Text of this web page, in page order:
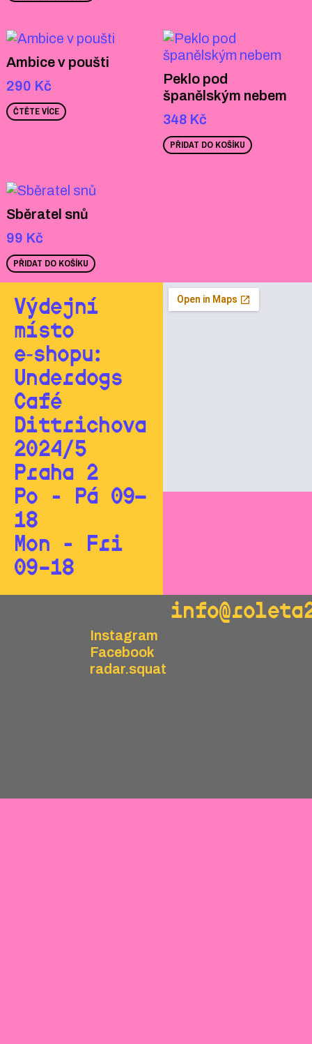
Ambice v poušti
290 Kč
ČTĚTE VÍCE
Peklo pod
španělským nebem
348 Kč
PŘIDAT DO KOŠÍKU
Sběratel snů
99 Kč
PŘIDAT DO KOŠÍKU
Výdejní
místo
e‑shopu:
Underdogs
Café
Dittrichova
2024/5
Praha 2
Po - Pá 09—
18
Mon - Fri
09–18
Instagram
Facebook
radar.squat